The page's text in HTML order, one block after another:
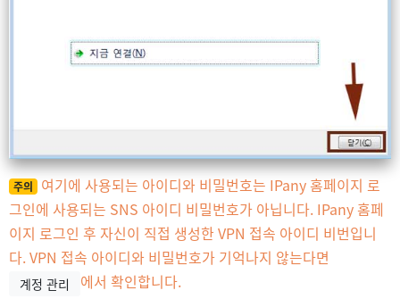
주의
여기에 사용되는 아이디와 비밀번호는 IPany 홈페이지 로
그인에 사용되는 SNS 아이디 비밀번호가 아닙니다. IPany 홈페
이지 로그인 후 자신이 직접 생성한 VPN 접속 아이디 비번입니
다. VPN 접속 아이디와 비밀번호가 기억나지 않는다면
계정 관리 에서 확인합니다.